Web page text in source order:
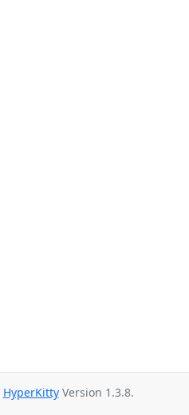
HyperKittyVersion 1.3.8.